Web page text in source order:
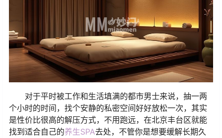
对于平时被工作和生活填满的都市男士来说，抽一两
个小时的时间，找个安静的私密空间好好放松一次，其实
是性价比很高的解压方式，不用跑远，在北京丰台区就能
找到适合自己的养生SPA去处，不管你是想要缓解长期久